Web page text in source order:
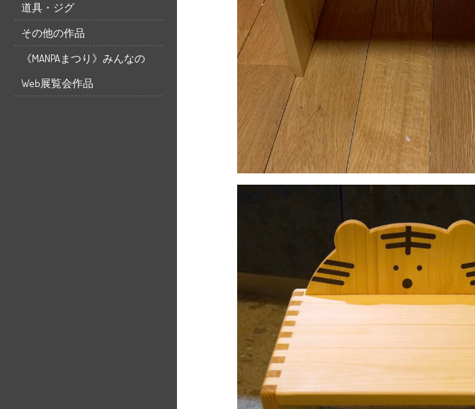
道具・ジグ
その他の作品
《MANPAまつり》みんなの
Web展覧会作品